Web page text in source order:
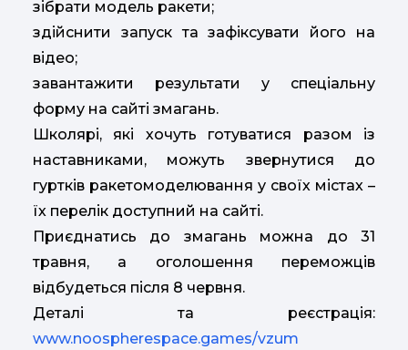
зібрати модель ракети;
здійснити запуск та зафіксувати його на
відео;
завантажити результати у спеціальну
форму на сайті змагань.
Школярі, які хочуть готуватися разом із
наставниками, можуть звернутися до
гуртків ракетомоделювання у своїх містах –
їх перелік доступний на сайті.
Приєднатись до змагань можна до 31
травня, а оголошення переможців
відбудеться після 8 червня.
Деталі та реєстрація:
www.noospherespace.games/vzum